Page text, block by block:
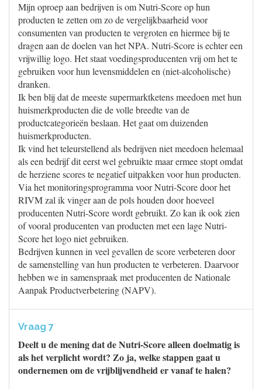
Mijn oproep aan bedrijven is om Nutri-Score op hun
producten te zetten om zo de vergelijkbaarheid voor
consumenten van producten te vergroten en hiermee bij te
dragen aan de doelen van het NPA. Nutri-Score is echter een
vrijwillig logo. Het staat voedingsproducenten vrij om het te
gebruiken voor hun levensmiddelen en (niet-alcoholische)
dranken.
Ik ben blij dat de meeste supermarktketens meedoen met hun
huismerkproducten die de volle breedte van de
productcategorieën beslaan. Het gaat om duizenden
huismerkproducten.
Ik vind het teleurstellend als bedrijven niet meedoen helemaal
als een bedrijf dit eerst wel gebruikte maar ermee stopt omdat
de herziene scores te negatief uitpakken voor hun producten.
Via het monitoringsprogramma voor Nutri-Score door het
RIVM zal ik vinger aan de pols houden door hoeveel
producenten Nutri-Score wordt gebruikt. Zo kan ik ook zien
of vooral producenten van producten met een lage Nutri-
Score het logo niet gebruiken.
Bedrijven kunnen in veel gevallen de score verbeteren door
de samenstelling van hun producten te verbeteren. Daarvoor
hebben we in samenspraak met producenten de Nationale
Aanpak Productverbetering (NAPV).
Vraag 7
Deelt u de mening dat de Nutri-Score alleen doelmatig is
als het verplicht wordt? Zo ja, welke stappen gaat u
ondernemen om de vrijblijvendheid er vanaf te halen?